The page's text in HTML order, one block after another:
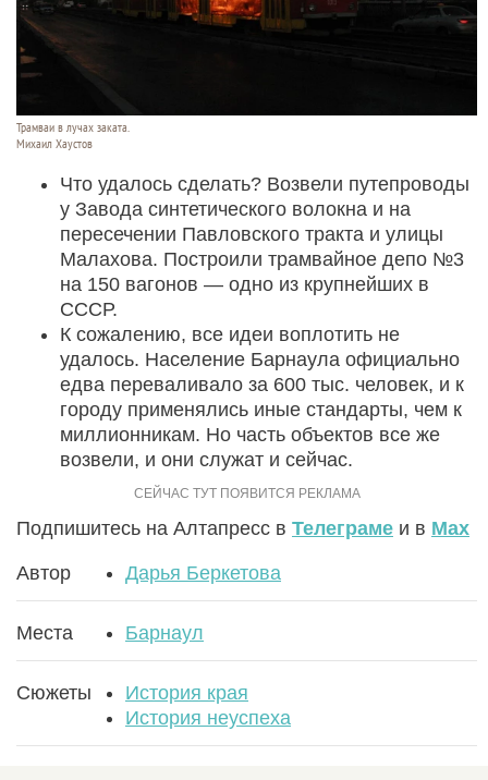
Трамваи в лучах заката.
Михаил Хаустов
Что удалось сделать? Возвели путепроводы
у Завода синтетического волокна и на
пересечении Павловского тракта и улицы
Малахова. Построили трамвайное депо №3
на 150 вагонов — одно из крупнейших в
СССР.
К сожалению, все идеи воплотить не
удалось. Население Барнаула официально
едва переваливало за 600 тыс. человек, и к
городу применялись иные стандарты, чем к
миллионникам. Но часть объектов все же
возвели, и они служат и сейчас.
Подпишитесь на Алтапресс в Телеграме и в Max
Автор Дарья Беркетова
Места Барнаул
Сюжеты
История края
История неуспеха